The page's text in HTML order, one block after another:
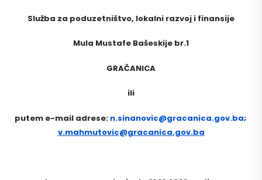
Služba za poduzetništvo, lokalni razvoj i finansije
Mula Mustafe Bašeskije br.1
GRAČANICA
ili
putem e-mail adrese: n.sinanovic@gracanica.gov.ba;
v.mahmutovic@gracanica.gov.ba